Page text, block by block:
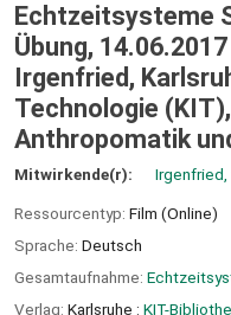
Echtzeitsysteme
Übung,
Irgenfried,
Technologie
Anthropomatik
Mitwirkende(r): Irgenfried,
Ressourcentyp: Film (Online)
Sprache: Deutsch
Gesamtaufnahme:
Verlag: Karlsruhe : KIT-